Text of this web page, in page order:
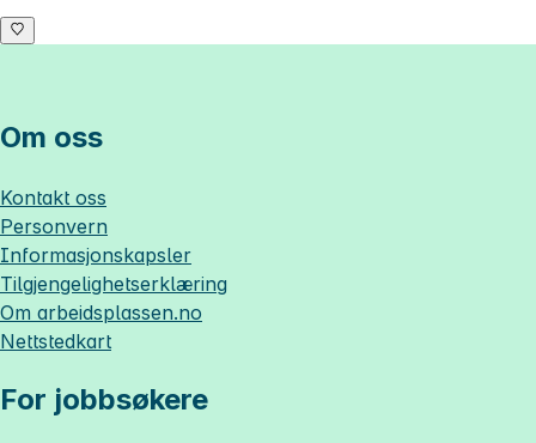
Om oss
Kontakt oss
Personvern
Informasjonskapsler
Tilgjengelighetserklæring
Om arbeidsplassen.no
Nettstedkart
For jobbsøkere